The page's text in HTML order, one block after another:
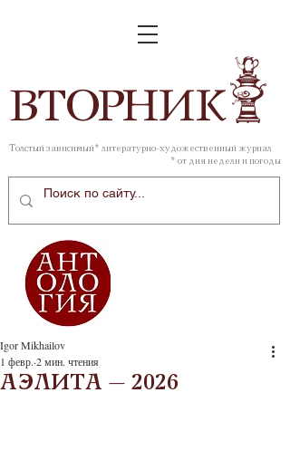
ВТОРНИК
Толстый зависимый* литературно-художественный журнал
* от дня недели и погоды
АЭЛИТА – 2026
Igor Mikhailov
1 февр. 2 мин. чтения